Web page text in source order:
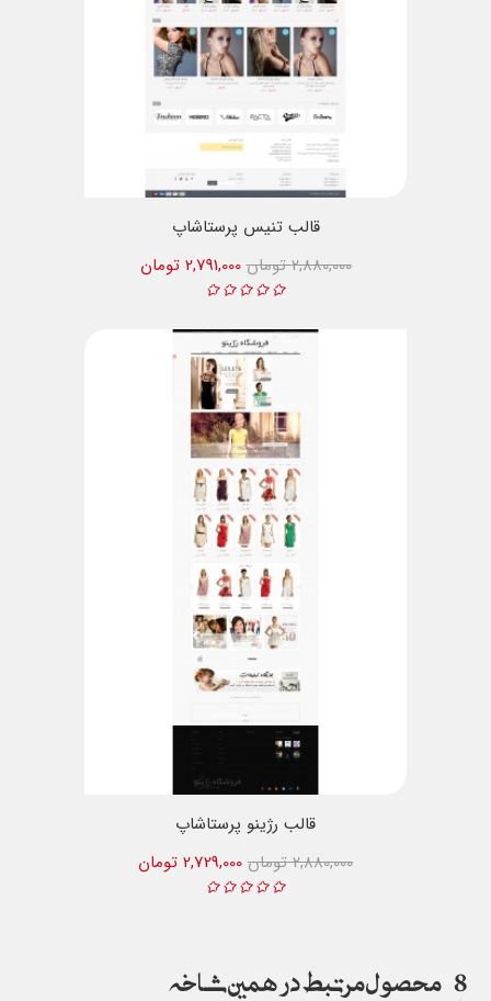
قالب تنیس پرستاشاپ
2,791,000 تومان
2,880,000 تومان
قالب رژینو پرستاشاپ
2,729,000 تومان
2,880,000 تومان
8 محصول مرتبط در همین شاخه